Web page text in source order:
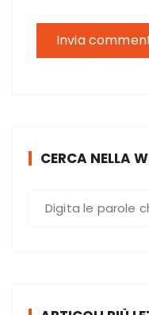
CERCA NELLA